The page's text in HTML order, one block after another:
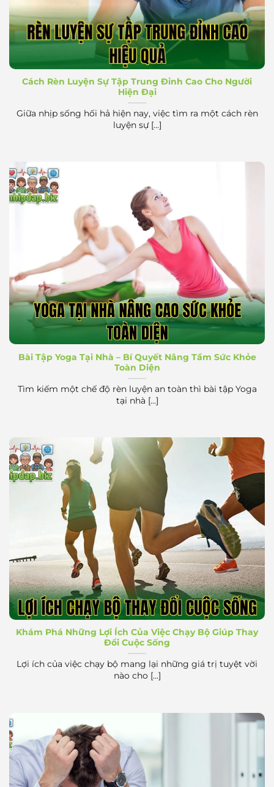
Rèn Luyện Sự Tập Trung Đỉnh Cao Hiệu Quả
Cách Rèn Luyện Sự Tập Trung Đỉnh Cao Cho Người
Hiện Đại
Giữa nhịp sống hối hả hiện nay, việc tìm ra một cách rèn
luyện sự [...]
Yoga Tại Nhà Nâng Cao Sức Khỏe Toàn Diện
Bài Tập Yoga Tại Nhà – Bí Quyết Nâng Tầm Sức Khỏe
Toàn Diện
Tìm kiếm một chế độ rèn luyện an toàn thì bài tập Yoga
tại nhà [...]
Lợi ích chạy bộ thay đổi cuộc sống
Khám Phá Những Lợi Ích Của Việc Chạy Bộ Giúp Thay
Đổi Cuộc Sống
Lợi ích của việc chạy bộ mang lại những giá trị tuyệt vời
nào cho [...]